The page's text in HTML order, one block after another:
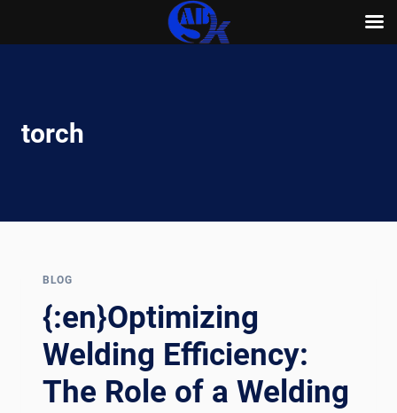
torch
BLOG
{:en}Optimizing
Welding Efficiency:
The Role of a Welding